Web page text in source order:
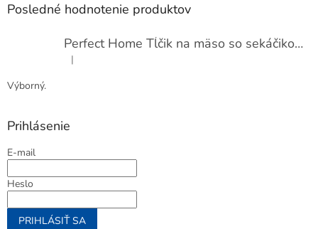
Posledné hodnotenie produktov
Perfect Home Tĺčik na mäso so sekáčikom, 56893
Hodnotenie produktu je 5 z 5 hviezdičiek.
|
Výborný.
Prihlásenie
E-mail
Heslo
PRIHLÁSIŤ SA